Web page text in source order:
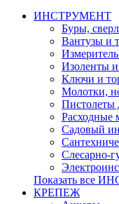
ИНСТРУМЕНТ
Буры,
Вантузы и
Изоленты
Ключи и
Молотки,
Пистолеты
Расходные
Садовый
Слесарно-
Показать все
КРЕПЕЖ